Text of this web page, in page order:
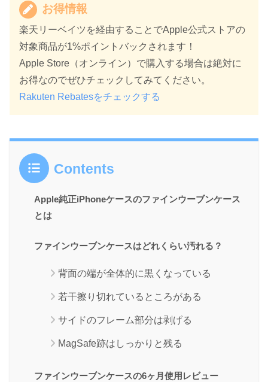
お得情報
楽天リーベイツを経由することでApple公式ストアの
対象商品が1%ポイントバックされます！
Apple Store（オンライン）で購入する場合は絶対に
お得なのでぜひチェックしてみてください。
Rakuten Rebatesをチェックする
Contents
Apple純正iPhoneケースのファインウーブンケース
とは
ファインウーブンケースはどれくらい汚れる？
背面の端が全体的に黒くなっている
若干擦り切れているところがある
サイドのフレーム部分は剥げる
MagSafe跡はしっかりと残る
ファインウーブンケースの6ヶ月使用レビュー